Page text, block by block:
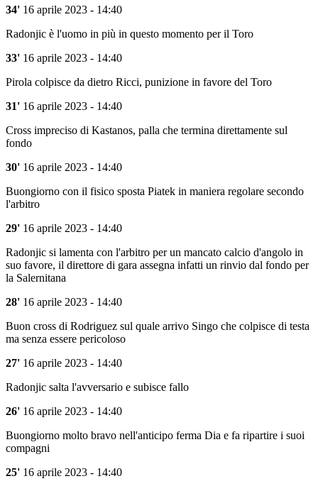
34' 16 aprile 2023 - 14:40
Radonjic è l'uomo in più in questo momento per il Toro
33' 16 aprile 2023 - 14:40
Pirola colpisce da dietro Ricci, punizione in favore del Toro
31' 16 aprile 2023 - 14:40
Cross impreciso di Kastanos, palla che termina direttamente sul
fondo
30' 16 aprile 2023 - 14:40
Buongiorno con il fisico sposta Piatek in maniera regolare secondo
l'arbitro
29' 16 aprile 2023 - 14:40
Radonjic si lamenta con l'arbitro per un mancato calcio d'angolo in
suo favore, il direttore di gara assegna infatti un rinvio dal fondo per
la Salernitana
28' 16 aprile 2023 - 14:40
Buon cross di Rodriguez sul quale arrivo Singo che colpisce di testa
ma senza essere pericoloso
27' 16 aprile 2023 - 14:40
Radonjic salta l'avversario e subisce fallo
26' 16 aprile 2023 - 14:40
Buongiorno molto bravo nell'anticipo ferma Dia e fa ripartire i suoi
compagni
25' 16 aprile 2023 - 14:40